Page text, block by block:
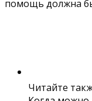
помощь должна
Читайте